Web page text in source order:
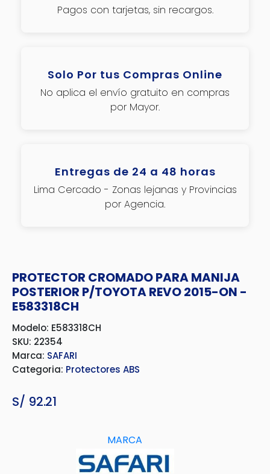
Pagos con tarjetas, sin recargos.
Solo Por tus Compras Online
No aplica el envío gratuito en compras
por Mayor.
Entregas de 24 a 48 horas
Lima Cercado - Zonas lejanas y Provincias
por Agencia.
PROTECTOR CROMADO PARA MANIJA
POSTERIOR P/TOYOTA REVO 2015-ON -
E583318CH
Modelo: E583318CH
SKU: 22354
Marca: SAFARI
Categoria: Protectores ABS
S/ 92.21
MARCA